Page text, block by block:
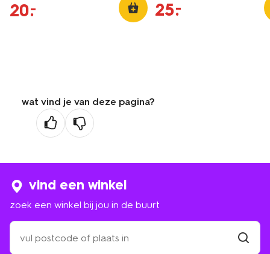
20.
– 25.
–
wat vind je van deze pagina?
vind een winkel
zoek een winkel bij jou in de buurt
zoek
een
winkel